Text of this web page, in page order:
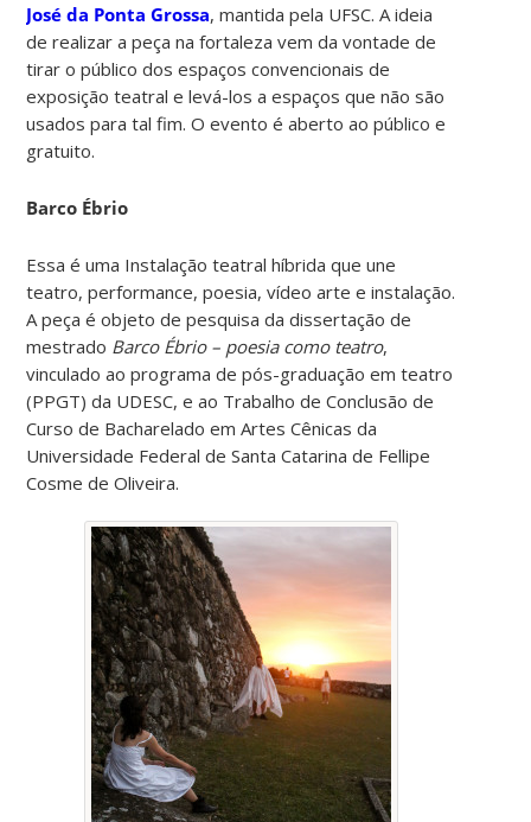
José da Ponta Grossa, mantida pela UFSC. A ideia
de realizar a peça na fortaleza vem da vontade de
tirar o público dos espaços convencionais de
exposição teatral e levá-los a espaços que não são
usados para tal fim. O evento é aberto ao público e
gratuito.
Barco Ébrio
Essa é uma Instalação teatral híbrida que une
teatro, performance, poesia, vídeo arte e instalação.
A peça é objeto de pesquisa da dissertação de
mestrado Barco Ébrio – poesia como teatro,
vinculado ao programa de pós-graduação em teatro
(PPGT) da UDESC, e ao Trabalho de Conclusão de
Curso de Bacharelado em Artes Cênicas da
Universidade Federal de Santa Catarina de Fellipe
Cosme de Oliveira.